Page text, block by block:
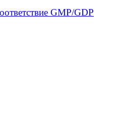
GMP/GDP